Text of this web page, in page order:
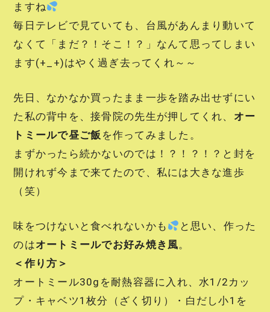
ますね
毎日テレビで見ていても、台風があんまり動いて
なくて「まだ？！そこ！？」なんて思ってしまい
ます(+_+)はやく過ぎ去ってくれ～～
先日、なかなか買ったまま一歩を踏み出せずにい
た私の背中を、接骨院の先生が押してくれ、 オー
トミールで昼ご飯 を作ってみました。
まずかったら続かないのでは！？！？！？と封を
開けれず今まで来てたので、私には大きな進歩
（笑）
味をつけないと食べれないかも
と思い、作った
のはオートミールでお好み焼き風。
＜作り方＞
オートミール30gを耐熱容器に入れ、水1/2カッ
プ・キャベツ1枚分（ざく切り）・白だし小1を